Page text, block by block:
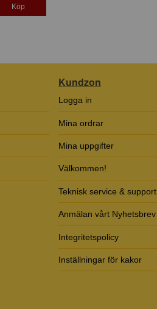
Köp
Kundzon
Logga in
Mina ordrar
Mina uppgifter
Välkommen!
Teknisk service & support
Anmälan vårt Nyhetsbrev
Integritetspolicy
Inställningar för kakor